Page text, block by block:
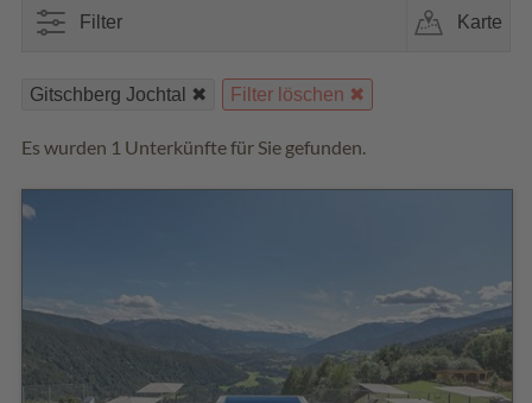
Filter Karte
Gitschberg Jochtal Filter löschen
Es wurden 1 Unterkünfte für Sie gefunden.